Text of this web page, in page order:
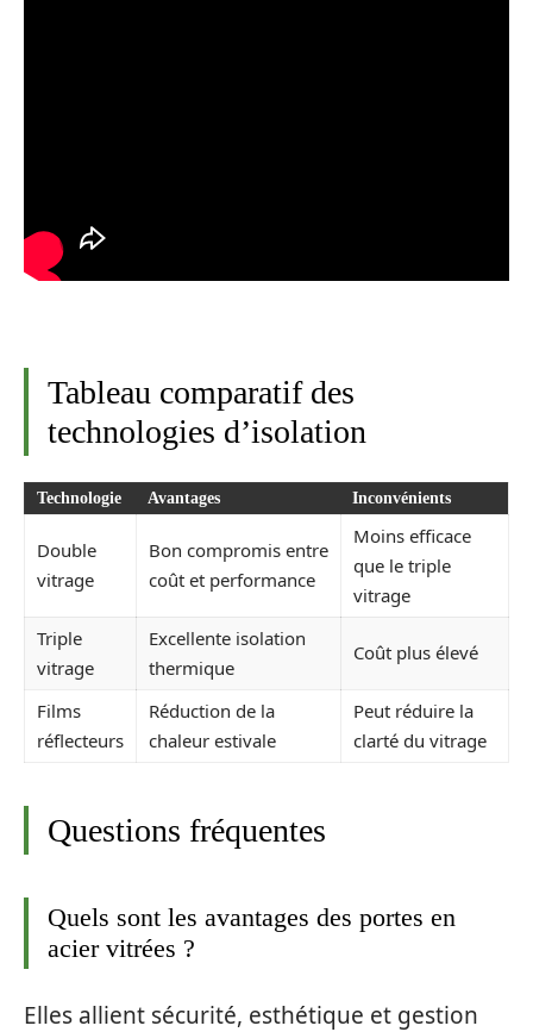
Tableau comparatif des
technologies d’isolation
Technologie Avantages Inconvénients
Double
vitrage
Bon compromis entre
coût et performance
Moins efficace
que le triple
vitrage
Triple
vitrage
Excellente isolation
thermique
Coût plus élevé
Films
réflecteurs
Réduction de la
chaleur estivale
Peut réduire la
clarté du vitrage
Questions fréquentes
Quels sont les avantages des portes en
acier vitrées ?
Elles allient sécurité, esthétique et gestion